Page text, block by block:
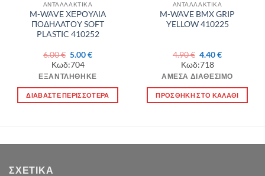
ΑΝΤΑΛΛΑΚΤΙΚΑ
M-WAVE ΧΕΡΟΥΛΙΑ
ΠΟΔΗΛΑΤΟΥ SOFT
PLASTIC 410252
6.00€ Original
price
was:
6.00 €.
5.00€Η
είναι:
Κωδ:704
ΕΞΑΝΤΛΉΘΗΚΕ
ΔΙΑΒΆΣΤΕ ΠΕΡΙΣΣΌΤΕΡΑ
ΑΝΤΑΛΛΑΚΤΙΚΑ
M-WAVE BMX GRIP
YELLOW 410225
4.90€ Original
price
was:
4.90 €.
4.40€Η
είναι:
Κωδ:718
ΆΜΕΣΑ ΔΙΑΘΈΣΙΜΟ
ΠΡΟΣΘΉΚΗ ΣΤΟ ΚΑΛΆΘΙ
ΣΧΕΤΙΚΆ